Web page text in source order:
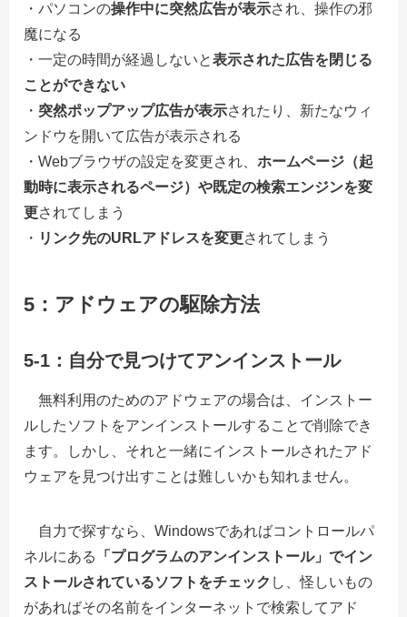
・パソコンの操作中に突然広告が表示され、操作の邪
魔になる
・一定の時間が経過しないと表示された広告を閉じる
ことができない
・ 突然ポップアップ広告が表示されたり、新たなウィ
ンドウを開いて広告が表示される
・Webブラウザの設定を変更され、 ホームページ（起
動時に表示されるページ）や既定の検索エンジンを変
更されてしまう
・ リンク先のURLアドレスを変更されてしまう
5：アドウェアの駆除方法
5-1：自分で見つけてアンインストール
無料利用のためのアドウェアの場合は、インストー
ルしたソフトをアンインストールすることで削除でき
ます。しかし、それと一緒にインストールされたアド
ウェアを見つけ出すことは難しいかも知れません。
自力で探すなら、Windowsであればコントロールパ
ネルにある
「プログラムのアンインストール」でイン
ストールされているソフトをチェック し、怪しいもの
があればその名前をインターネットで検索してアド